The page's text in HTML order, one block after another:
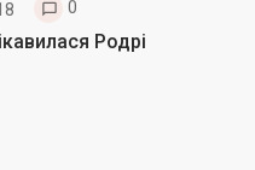
0
Родрі